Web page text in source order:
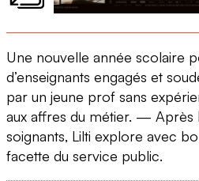
Une nouvelle année scolaire
d’enseignants engagés et
par un jeune prof sans
aux affres du métier. — Après
soignants, Lilti explore avec
facette du service public.